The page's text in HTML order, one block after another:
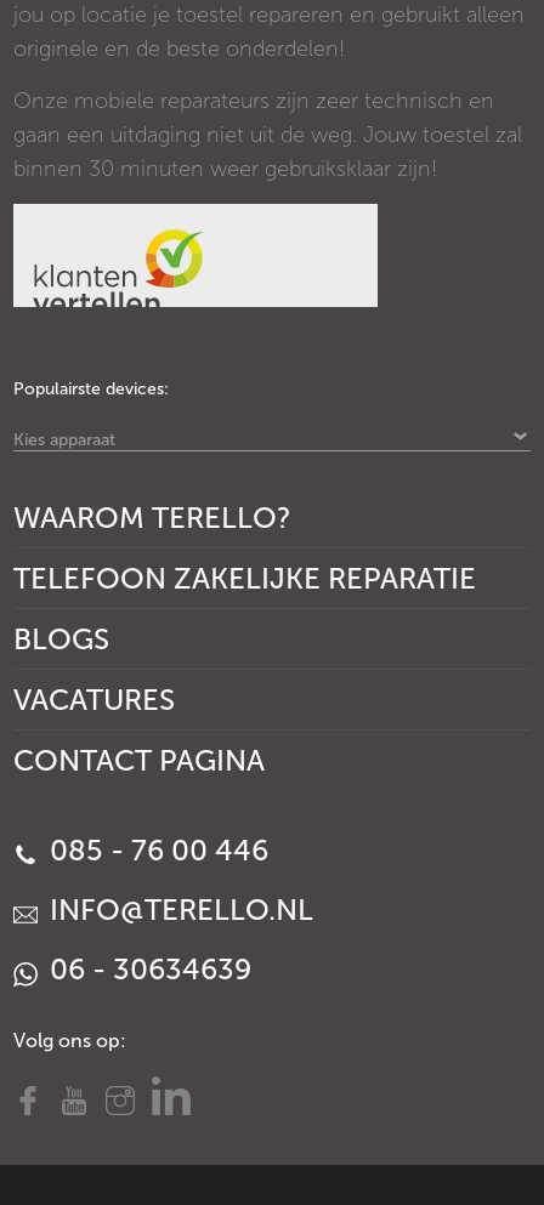
jou op locatie je toestel repareren en gebruikt alleen
originele en de beste onderdelen!
Onze mobiele reparateurs zijn zeer technisch en
gaan een uitdaging niet uit de weg. Jouw toestel zal
binnen 30 minuten weer gebruiksklaar zijn!
Populairste devices:
Kies apparaat
WAAROM TERELLO?
TELEFOON ZAKELIJKE REPARATIE
BLOGS
VACATURES
CONTACT PAGINA
085 - 76 00 446
INFO@TERELLO.NL
06 - 30634639
Volg ons op: